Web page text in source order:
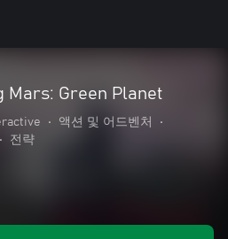
Mars: Green Planet
• 액션 및 어드벤처
•
• 전략